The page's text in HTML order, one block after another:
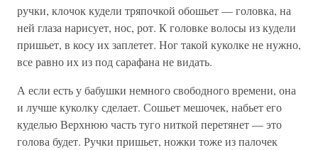
ручки, клочок кудели тряпочкой обошьет — головка, на
ней глаза нарисует, нос, рот. К головке волосы из кудели
пришьет, в косу их заплетет. Ног такой куколке не нужно,
все равно их из под сарафана не видать.
А если есть у бабушки немного свободного времени, она
и лучше куколку сделает. Сошьет мешочек, набьет его
куделью Верхнюю часть туго ниткой перетянет — это
голова будет. Ручки пришьет, ножки тоже из палочек